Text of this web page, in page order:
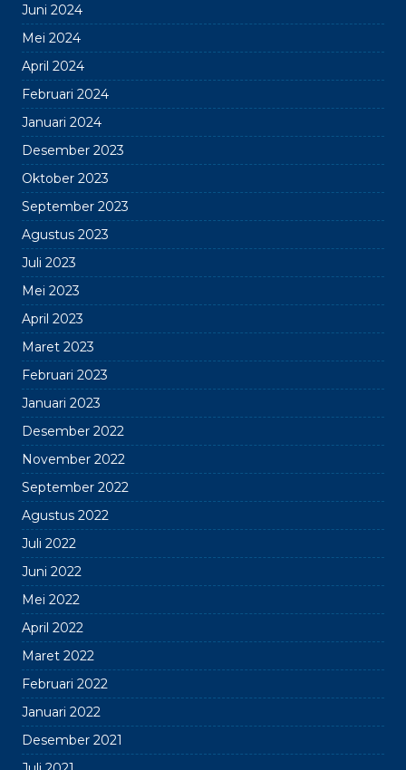
Juni 2024
Mei 2024
April 2024
Februari 2024
Januari 2024
Desember 2023
Oktober 2023
September 2023
Agustus 2023
Juli 2023
Mei 2023
April 2023
Maret 2023
Februari 2023
Januari 2023
Desember 2022
November 2022
September 2022
Agustus 2022
Juli 2022
Juni 2022
Mei 2022
April 2022
Maret 2022
Februari 2022
Januari 2022
Desember 2021